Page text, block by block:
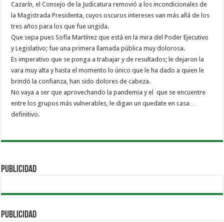
Cazarín, el Consejo de la Judicatura removió a los incondicionales de
la Magistrada Presidenta, cuyos oscuros intereses van más allá de los
tres años para los que fue ungida.
Que sepa pues Sofía Martínez que está en la mira del Poder Ejecutivo
y Legislativo; fue una primera llamada pública muy dolorosa.
Es imperativo que se ponga a trabajar y de resultados; le dejaron la
vara muy alta y hasta el momento lo único que le ha dado a quien le
brindó la confianza, han sido dolores de cabeza.
No vaya a ser que aprovechando la pandemia y el que se encuentre
entre los grupos más vulnerables, le digan un quedate en casa…
definitivo.
PUBLICIDAD
PUBLICIDAD